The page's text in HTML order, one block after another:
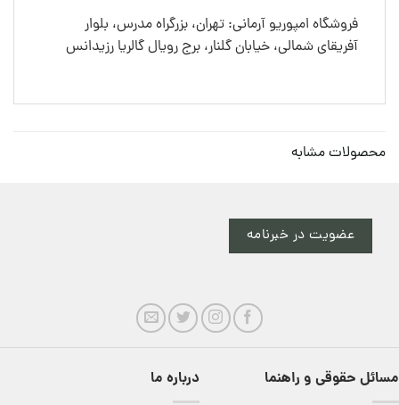
فروشگاه امپوریو آرمانی: تهران، بزرگراه مدرس، بلوار
آفریقای شمالی، خیابان گلنار، برج رویال گالریا رزیدانس
محصولات مشابه
عضویت در خبرنامه
مسائل حقوقی و راهنما درباره ما